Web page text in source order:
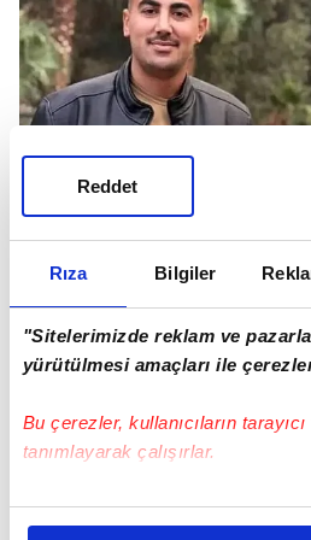
Rıza Bilgiler
"Sitelerimizde reklam ve
yürütülmesi amaçları ile
Bu çerezler, kullanıcıların
tanımlayarak çalışırlar.
Bu çerezlere izin vermeniz
Reddet
Hataylı TIR şoförü Hüseyin Fırat.